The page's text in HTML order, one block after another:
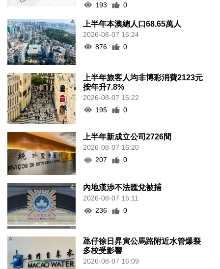
193
0
上半年本澳總人口68.65萬人
2026-08-07 16:24
876
0
上半年旅客人均非博彩消費2123元
按年升7.8%
2026-08-07 16:22
195
0
上半年新成立公司2726間
2026-08-07 16:20
207
0
內地漢涉不法匯兌被捕
2026-08-07 16:11
236
0
氹仔徐日昇寅公馬路附近水管爆裂
多校受影響
2026-08-07 16:09